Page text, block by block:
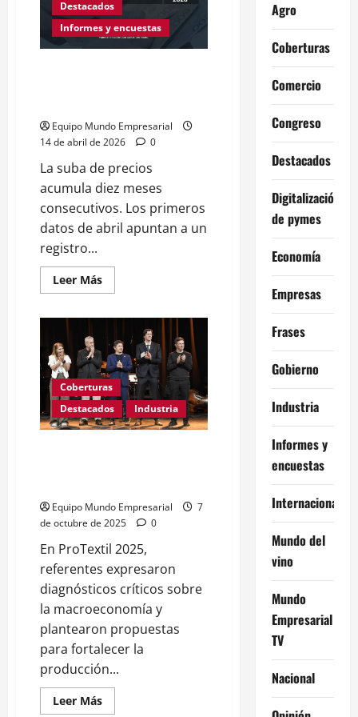
se
enfila
hacia
un
Destacados
Informes y encuestas
Equipo Mundo Empresarial
14 de abril de 2026
0
La suba de precios
acumula diez meses
consecutivos. Los primeros
datos de abril apuntan a un
registro...
Leer MásLeer
más
inflación
de
marzo
fue
de
3,4%
y
acumuló
32,6%
Coberturas
Destacados
Industria
Equipo Mundo Empresarial
7
de octubre de 2025
0
En ProTextil 2025,
referentes expresaron
diagnósticos críticos sobre
la macroeconomía y
plantearon propuestas
para fortalecer la
producción...
Leer MásLeer
más
Agro
Coberturas
Comercio
Congreso
Destacados
Digitalización
de pymes
Economía
Empresas
Frases
Gobierno
Industria
Informes y
encuestas
Internacional
Mundo del
vino
Mundo
Empresarial
TV
Nacional